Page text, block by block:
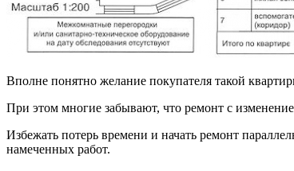
Вполне понятно желание покупателя такой
При этом многие забывают, что ремонт с
Избежать потерь времени и начать ремонт
намеченных работ.